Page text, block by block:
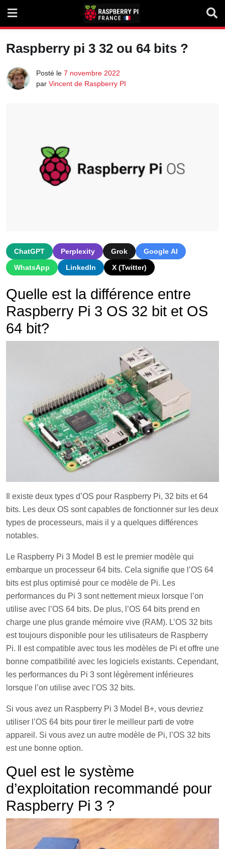
content
Raspberry pi 3 32 ou 64 bits ?
Posté le 7 novembre 2022
par Vincent de Raspberry PI
ChatGPT Perplexity Grok
Google AI
WhatsApp
LinkedIn X (Twitter)
Quelle est la différence entre
Raspberry Pi 3 OS 32 bit et OS
64 bit?
Il existe deux types d’OS pour Raspberry Pi, 32 bits et 64
bits. Les deux OS sont capables de fonctionner sur les deux
types de processeurs, mais il y a quelques différences
notables.
Le Raspberry Pi 3 Model B est le premier modèle qui
embarque un processeur 64 bits. Cela signifie que l’OS 64
bits est plus optimisé pour ce modèle de Pi. Les
performances du Pi 3 sont nettement mieux lorsque l’on
utilise avec l’OS 64 bits. De plus, l’OS 64 bits prend en
charge une plus grande mémoire vive (RAM). L’OS 32 bits
est toujours disponible pour les utilisateurs de Raspberry
Pi. Il est compatible avec tous les modèles de Pi et offre une
bonne compatibilité avec les logiciels existants. Cependant,
les performances du Pi 3 sont légèrement inférieures
lorsque l’on utilise avec l’OS 32 bits.
Si vous avez un Raspberry Pi 3 Model B+, vous devriez
utiliser l’OS 64 bits pour tirer le meilleur parti de votre
appareil. Si vous avez un autre modèle de Pi, l’OS 32 bits
est une bonne option.
Quel est le système
d’exploitation recommandé pour
Raspberry Pi 3 ?